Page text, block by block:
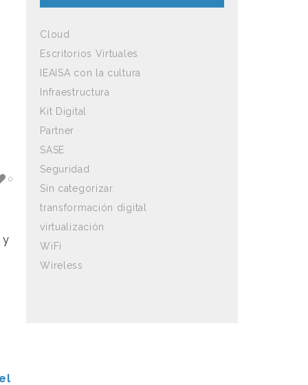
0
y
Cloud
Escritorios Virtuales
IEAISA con la cultura
Infraestructura
Kit Digital
Partner
SASE
Seguridad
Sin categorizar
transformación digital
virtualización
WiFi
Wireless